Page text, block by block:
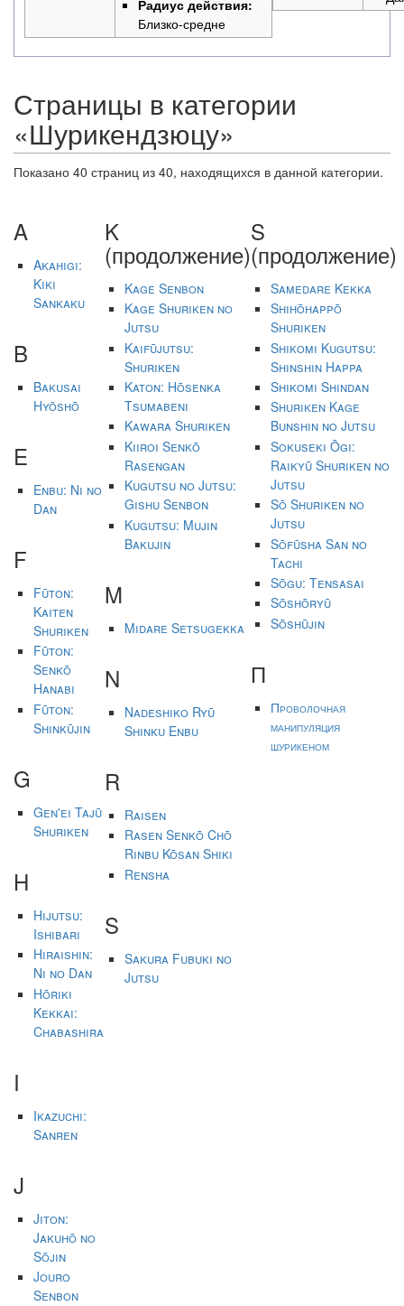
Радиус действия:
Близко-средне
Страницы в категории
«Шурикендзюцу»
Показано 40 страниц из 40, находящихся в данной категории.
A
Akahigi:
Kiki
Sankaku
B
Bakusai
Hyōshō
E
Enbu: Ni no
Dan
F
Fūton:
Kaiten
Shuriken
Fūton:
Senkō
Hanabi
Fūton:
Shinkūjin
G
Gen'ei Tajū
Shuriken
H
Hijutsu:
Ishibari
Hiraishin:
Ni no Dan
Hōriki
Kekkai:
Chabashira
I
Ikazuchi:
Sanren
J
Jiton:
Jakuhō no
Sōjin
Jouro
Senbon
K
(продолжение)
Kage Senbon
Kage Shuriken no
Jutsu
Kaifūjutsu:
Shuriken
Katon: Hōsenka
Tsumabeni
Kawara Shuriken
Kiiroi Senkō
Rasengan
Kugutsu no Jutsu:
Gishu Senbon
Kugutsu: Mujin
Bakujin
M
Midare Setsugekka
N
Nadeshiko Ryū
Shinku Enbu
R
Raisen
Rasen Senkō Chō
Rinbu Kōsan Shiki
Rensha
S
Sakura Fubuki no
Jutsu
S
(продолжение)
Samedare Kekka
Shihōhappō
Shuriken
Shikomi Kugutsu:
Shinshin Happa
Shikomi Shindan
Shuriken Kage
Bunshin no Jutsu
Sokuseki Ōgi:
Raikyū Shuriken no
Jutsu
Sō Shuriken no
Jutsu
Sōfūsha San no
Tachi
Sōgu: Tensasai
Sōshōryū
Sōshūjin
П
Проволочная
манипуляция
шурикеном